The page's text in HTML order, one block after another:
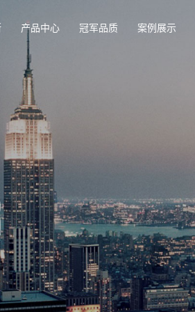
产品中心 冠军品质 案例展示